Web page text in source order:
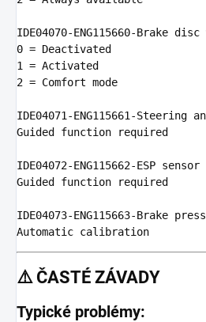
IDE04070-ENG115660-Brake disc
0 = Deactivated
1 = Activated
2 = Comfort mode
IDE04071-ENG115661-Steering
Guided
function required
IDE04072-ENG115662-ESP sensor
Guided
function required
IDE04073-ENG115663-Brake
Automatic calibration
⚠️ ČASTÉ ZÁVADY
Typické problémy: